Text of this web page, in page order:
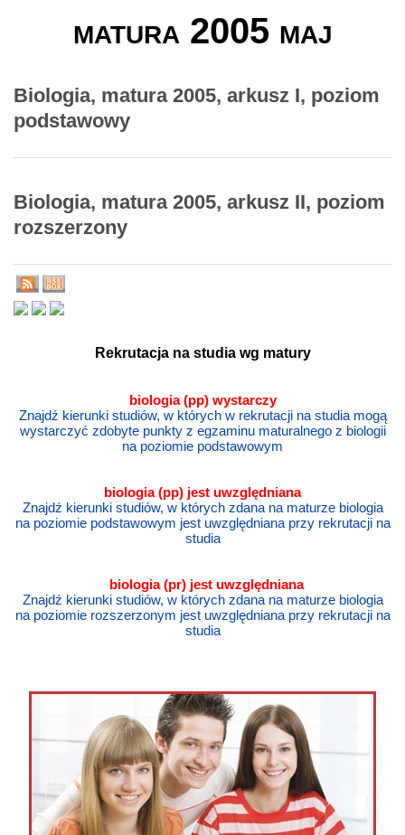
matura 2005 maj
Biologia, matura 2005, arkusz I, poziom
podstawowy
Biologia, matura 2005, arkusz II, poziom
rozszerzony
Rekrutacja na studia wg matury
biologia (pp) wystarczy
Znajdź kierunki studiów, w których w rekrutacji na studia mogą
wystarczyć zdobyte punkty z egzaminu maturalnego z biologii
na poziomie podstawowym
biologia(pp) jest uwzględniana
Znajdź kierunki studiów, w których zdana na maturze biologia
na poziomie podstawowym jest uwzględniana przy rekrutacji na
studia
biologia(pr) jest uwzględniana
Znajdź kierunki studiów, w których zdana na maturze biologia
na poziomie rozszerzonym jest uwzględniana przy rekrutacji na
studia